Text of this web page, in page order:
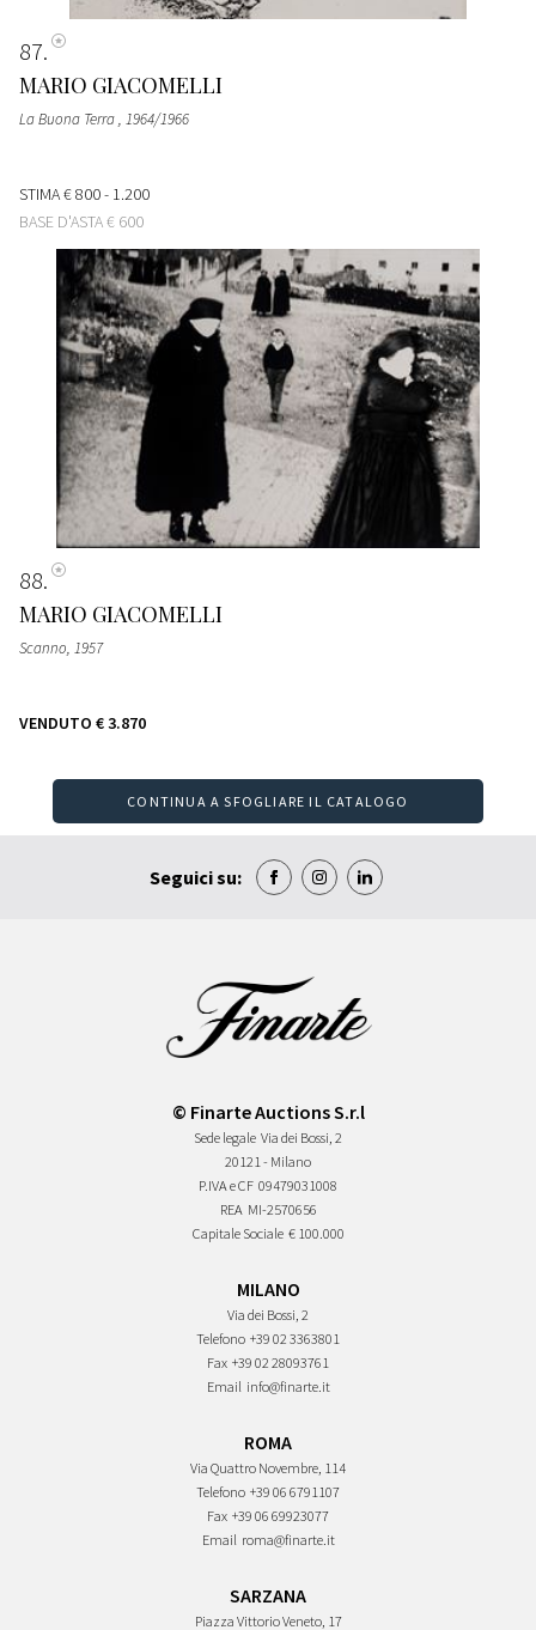
87
MARIO GIACOMELLI
La Buona Terra, 1964/1966
STIMA€ 800 - 1.200
BASE D'ASTA€ 600
88
MARIO GIACOMELLI
Scanno, 1957
VENDUTO € 3.870
CONTINUA A SFOGLIARE IL CATALOGO
Seguici su:
© Finarte Auctions S.r.l
Sede legale Via dei Bossi, 2
20121 - Milano
P.IVA e CF 09479031008
REA MI-2570656
Capitale Sociale € 100.000
MILANO
Via dei Bossi, 2
Telefono +39 02 3363801
Fax +39 02 28093761
Email info@finarte.it
ROMA
Via Quattro Novembre, 114
Telefono +39 06 6791107
Fax +39 06 69923077
Email roma@finarte.it
SARZANA
Piazza Vittorio Veneto, 17